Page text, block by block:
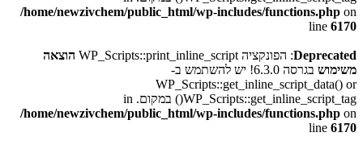
/home/newzivchem/public_html/wp-includes/functions.php on
line 6170
Deprecated: הפונקציה WP_Scripts::print_inline_script
הוצאה
משימוש
בגרסה 6.3.0! יש להשתמש ב-
WP_Scripts::get_inline_script_data() or
WP_Scripts::get_inline_script_tag() במקום. in
/home/newzivchem/public_html/wp-includes/functions.php on
line 6170